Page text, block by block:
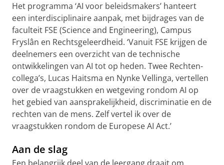
Het programma ‘AI voor beleidsmakers’ hanteert
een interdisciplinaire aanpak, met bijdrages van de
faculteit FSE (Science and Engineering), Campus
Fryslân en Rechtsgeleerdheid. ‘Vanuit FSE krijgen de
deelnemers een overzicht van de technische
ontwikkelingen van AI tot op heden. Twee Rechten-
collega’s, Lucas Haitsma en Nynke Vellinga, vertellen
over de vraagstukken en wetgeving rondom AI op
het gebied van aansprakelijkheid, discriminatie en de
rechten van de mens. Zelf vertel ik over de
vraagstukken rondom de Europese AI Act.’
Aan de slag